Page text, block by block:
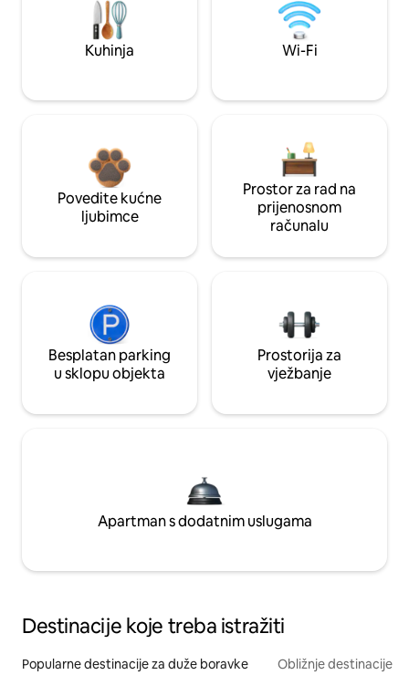
Kuhinja Wi-Fi
Povedite kućne
ljubimce
Prostor za rad na
prijenosnom
računalu
Besplatan parking
u sklopu objekta
Prostorija za
vježbanje
Apartman s dodatnim uslugama
Destinacije koje treba istražiti
Popularne destinacije za duže boravke Obližnje destinacije